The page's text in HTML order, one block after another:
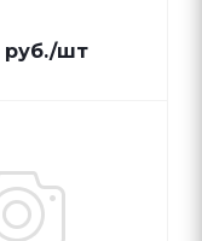
руб./шт